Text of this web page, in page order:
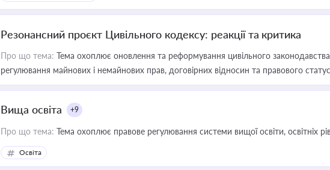
Резонансний проєкт Цивільного кодексу: реакції та критика
Про що тема: Тема охоплює оновлення та реформування цивільного
регулювання майнових і немайнових прав, договірних відносин та правового
Вища освіта +9
Про що тема: Тема охоплює правове регулювання системи вищої освіти, освітніх
Освіта